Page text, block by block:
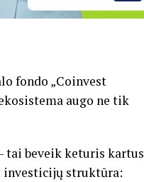
fondo „Coinvest
augo ne tik
tai beveik keturis kartus
investicijų struktūra: